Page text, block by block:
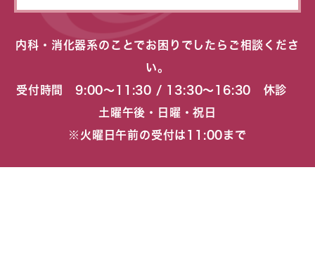
内科・消化器系のことでお困りでしたらご相談くださ
い。
受付時間 9:00〜11:30 / 13:30〜16:30 休診
土曜午後・日曜・祝日
※火曜日午前の受付は11:00まで